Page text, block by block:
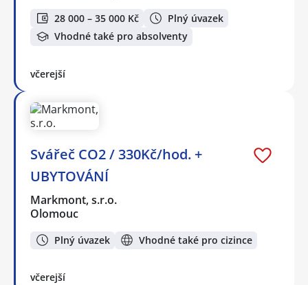
28 000 – 35 000 Kč
Plný úvazek
Vhodné také pro absolventy
včerejší
Svářeč CO2 / 330Kč/hod. +
UBYTOVÁNÍ
Markmont, s.r.o.
Olomouc
Plný úvazek Vhodné také pro cizince
včerejší